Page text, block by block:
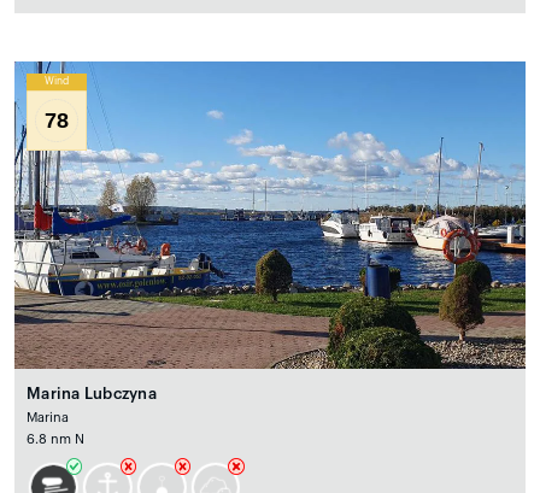
Wind
78
Marina Lubczyna
Marina
6.8 nm N